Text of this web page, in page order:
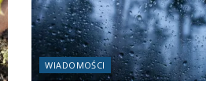
WIADOMOŚCI